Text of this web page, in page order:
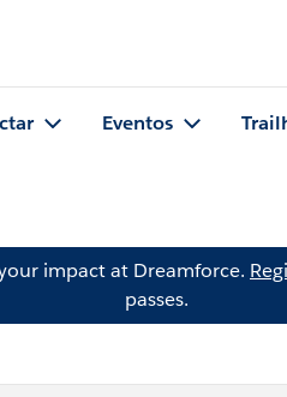
Eventos
impact at Dreamforce.
passes.